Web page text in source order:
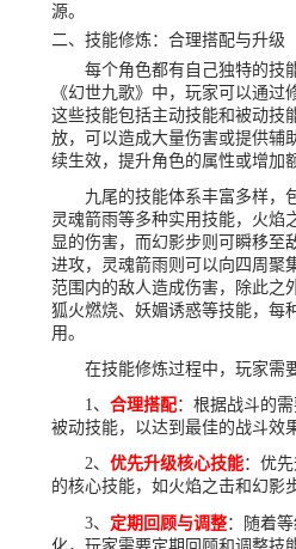
源。
二、技能修炼：合理搭配与升级
每个角色都有自己独特的技
《幻世九歌》中，玩家可以通过
这些技能包括主动技能和被动技
放，可以造成大量伤害或提供辅
续生效，提升角色的属性或增加
九尾的技能体系丰富多样，
灵魂箭雨等多种实用技能，火焰
显的伤害，而幻影步则可瞬移至
进攻，灵魂箭雨则可以向四周聚
范围内的敌人造成伤害，除此之
狐火燃烧、妖媚诱惑等技能，每
用。
在技能修炼过程中，玩家需
1、 合理搭配：根据战斗的
被动技能，以达到最佳的战斗效果
2、 优先升级核心技能：优
的核心技能，如火焰之击和幻影
3、 定期回顾与调整：随着